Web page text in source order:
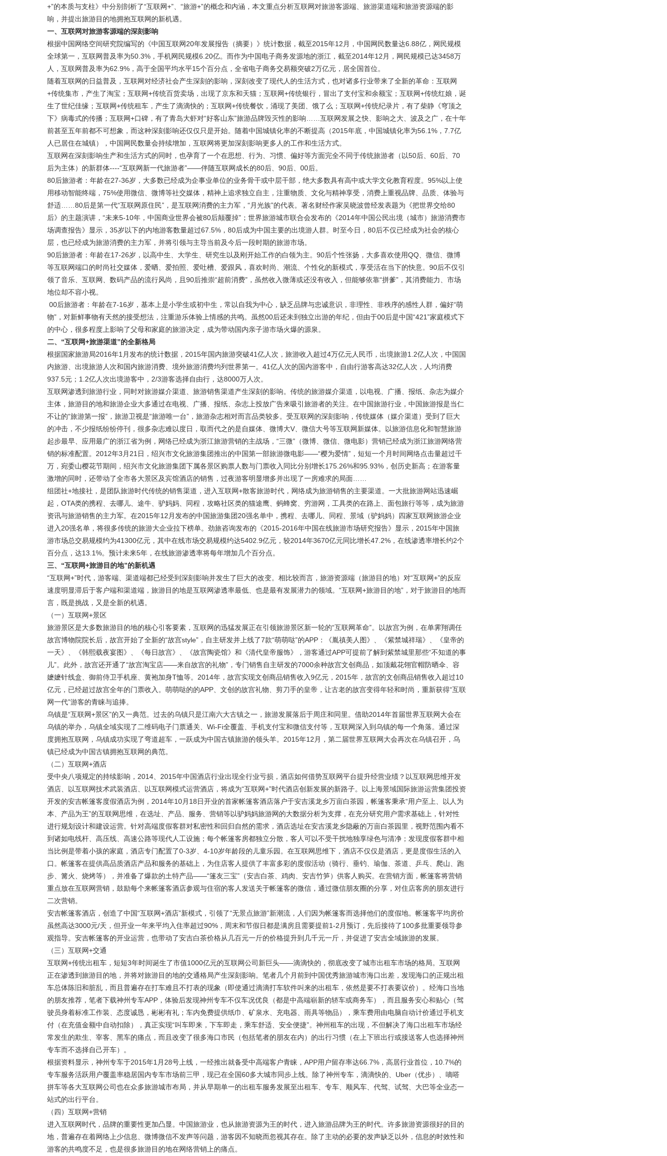
+”的本质与支柱》中分别剖析了“互联网+”、“旅游+”的概念和内涵，本文重点分析互联网对旅游客源端、旅游渠道端和旅游资源端的影
响，并提出旅游目的地拥抱互联网的新机遇。
一、互联网对旅游客源端的深刻影响
根据中国网络空间研究院编写的《中国互联网20年发展报告（摘要）》统计数据，截至2015年12月，中国网民数量达6.88亿，网民规模
全球第一，互联网普及率为50.3%，手机网民规模6.20亿。而作为中国电子商务发源地的浙江，截至2014年12月，网民规模已达3458万
人，互联网普及率为62.9%，高于全国平均水平15个百分点，全省电子商务交易额突破2万亿元，居全国首位。
随着互联网的日益普及，互联网对经济社会产生深刻的影响，深刻改变了现代人的生活方式，也对诸多行业带来了全新的革命：互联网
+传统集市，产生了淘宝；互联网+传统百货卖场，出现了京东和天猫；互联网+传统银行，冒出了支付宝和余额宝；互联网+传统红娘，诞
生了世纪佳缘；互联网+传统租车，产生了滴滴快的；互联网+传统餐饮，涌现了美团、饿了么；互联网+传统纪录片，有了柴静《穹顶之
下》病毒式的传播；互联网+口碑，有了青岛大虾对“好客山东”旅游品牌毁灭性的影响……互联网发展之快、影响之大、波及之广，在十年
前甚至五年前都不可想象，而这种深刻影响还仅仅只是开始。随着中国城镇化率的不断提高（2015年底，中国城镇化率为56.1%，7.7亿
人已居住在城镇），中国网民数量会持续增加，互联网将更加深刻影响更多人的工作和生活方式。
互联网在深刻影响生产和生活方式的同时，也孕育了一个在思想、行为、习惯、偏好等方面完全不同于传统旅游者（以50后、60后、70
后为主体）的新群体----“互联网新一代旅游者”——伴随互联网成长的80后、90后、00后。
80后旅游者：年龄在27-36岁，大多数已经成为企事业单位的业务骨干或中层干部，绝大多数具有高中或大学文化教育程度。95%以上使
用移动智能终端，75%使用微信、微博等社交媒体，精神上追求独立自主，注重物质、文化与精神享受，消费上重视品牌、品质、体验与
舒适……80后是第一代“互联网原住民”，是互联网消费的主力军，“月光族”的代表。著名财经作家吴晓波曾经发表题为《把世界交给80
后》的主题演讲，“未来5-10年，中国商业世界会被80后颠覆掉”；世界旅游城市联合会发布的《2014年中国公民出境（城市）旅游消费市
场调查报告》显示，35岁以下的内地游客数量超过67.5%，80后成为中国主要的出境游人群。时至今日，80后不仅已经成为社会的核心
层，也已经成为旅游消费的主力军，并将引领与主导当前及今后一段时期的旅游市场。
90后旅游者：年龄在17-26岁，以高中生、大学生、研究生以及刚开始工作的白领为主。90后个性张扬，大多喜欢使用QQ、微信、微博
等互联网端口的时尚社交媒体，爱晒、爱拍照、爱吐槽、爱跟风，喜欢时尚、潮流、个性化的新模式，享受活在当下的快意。90后不仅引
领了音乐、互联网、数码产品的流行风尚，且90后推崇“超前消费”，虽然收入微薄或还没有收入，但能够依靠“拼爹”，其消费能力、市场
地位却不容小视。
00后旅游者：年龄在7-16岁，基本上是小学生或初中生，常以自我为中心，缺乏品牌与忠诚意识，非理性、非秩序的感性人群，偏好“萌
物”，对新鲜事物有天然的接受想法，注重游乐体验上情感的共鸣。虽然00后还未到独立出游的年纪，但由于00后是中国“421”家庭模式下
的中心，很多程度上影响了父母和家庭的旅游决定，成为带动国内亲子游市场火爆的源泉。
二、“互联网+旅游渠道”的全新格局
根据国家旅游局2016年1月发布的统计数据，2015年国内旅游突破41亿人次，旅游收入超过4万亿元人民币，出境旅游1.2亿人次，中国国
内旅游、出境旅游人次和国内旅游消费、境外旅游消费均列世界第一。41亿人次的国内游客中，自由行游客高达32亿人次，人均消费
937.5元；1.2亿人次出境游客中，2/3游客选择自由行，达8000万人次。
互联网渗透到旅游行业，同时对旅游媒介渠道、旅游销售渠道产生深刻的影响。传统的旅游媒介渠道，以电视、广播、报纸、杂志为媒介
主体，旅游目的地和旅游企业大多通过在电视、广播、报纸、杂志上投放广告来吸引旅游者的关注。在中国旅游行业，中国旅游报是当仁
不让的“旅游第一报”，旅游卫视是“旅游唯一台”，旅游杂志相对而言品类较多。受互联网的深刻影响，传统媒体（媒介渠道）受到了巨大
的冲击，不少报纸纷纷停刊，很多杂志难以度日，取而代之的是自媒体、微博大V、微信大号等互联网新媒体。以旅游信息化和智慧旅游
起步最早、应用最广的浙江省为例，网络已经成为浙江旅游营销的主战场，“三微”（微博、微信、微电影）营销已经成为浙江旅游网络营
销的标准配置。2012年3月21日，绍兴市文化旅游集团推出的中国第一部旅游微电影——“樱为爱情”，短短一个月时间网络点击量超过千
万，宛委山樱花节期间，绍兴市文化旅游集团下属各景区购票人数与门票收入同比分别增长175.26%和95.93%，创历史新高；在游客量
激增的同时，还带动了全市各大景区及宾馆酒店的销售，过夜游客明显增多并出现了一房难求的局面……
组团社+地接社，是团队旅游时代传统的销售渠道，进入互联网+散客旅游时代，网络成为旅游销售的主要渠道。一大批旅游网站迅速崛
起，OTA类的携程、去哪儿、途牛、驴妈妈、同程，攻略社区类的猫途鹰、蚂蜂窝、穷游网，工具类的在路上、面包旅行等等，成为旅游
资讯与旅游销售的主力军。在2015年12月发布的中国旅游集团20强名单中，携程、去哪儿、同程、景域（驴妈妈）四家互联网旅游企业
进入20强名单，将很多传统的旅游大企业拉下榜单。劲旅咨询发布的《2015-2016年中国在线旅游市场研究报告》显示，2015年中国旅
游市场总交易规模约为41300亿元，其中在线市场交易规模约达5402.9亿元，较2014年3670亿元同比增长47.2%，在线渗透率增长约2个
百分点，达13.1%。预计未来5年，在线旅游渗透率将每年增加几个百分点。
三、“互联网+旅游目的地”的新机遇
“互联网+”时代，游客端、渠道端都已经受到深刻影响并发生了巨大的改变。相比较而言，旅游资源端（旅游目的地）对“互联网+”的反应
速度明显滞后于客户端和渠道端，旅游目的地是互联网渗透率最低、也是最有发展潜力的领域。“互联网+旅游目的地”，对于旅游目的地而
言，既是挑战，又是全新的机遇。
（一）互联网+景区
旅游景区是大多数旅游目的地的核心引客要素，互联网的迅猛发展正在引领旅游景区新一轮的“互联网革命”。以故宫为例，在单霁翔调任
故宫博物院院长后，故宫开始了全新的“故宫style”，自主研发并上线了7款“萌萌哒”的APP：《胤禛美人图》、《紫禁城祥瑞》、《皇帝的
一天》、《韩熙载夜宴图》、《每日故宫》、《故宫陶瓷馆》和《清代皇帝服饰》，游客通过APP可提前了解到紫禁城里那些“不知道的事
儿”。此外，故宫还开通了“故宫淘宝店——来自故宫的礼物”，专门销售自主研发的7000余种故宫文创商品，如顶戴花翎官帽防晒伞、容
嬷嬷针线盒、御前侍卫手机座、黄袍加身T恤等。2014年，故宫实现文创商品销售收入9亿元，2015年，故宫的文创商品销售收入超过10
亿元，已经超过故宫全年的门票收入。萌萌哒的的APP、文创的故宫礼物、剪刀手的皇帝，让古老的故宫变得年轻和时尚，重新获得“互联
网一代”游客的青睐与追捧。
乌镇是“互联网+景区”的又一典范。过去的乌镇只是江南六大古镇之一，旅游发展落后于周庄和同里。借助2014年首届世界互联网大会在
乌镇的举办，乌镇全域实现了二维码电子门票通关、Wi-Fi全覆盖、手机支付宝和微信支付等，互联网深入到乌镇的每一个角落。通过深
度拥抱互联网，乌镇成功实现了弯道超车，一跃成为中国古镇旅游的领头羊。2015年12月，第二届世界互联网大会再次在乌镇召开，乌
镇已经成为中国古镇拥抱互联网的典范。
（二）互联网+酒店
受中央八项规定的持续影响，2014、2015年中国酒店行业出现全行业亏损，酒店如何借势互联网平台提升经营业绩？以互联网思维开发
酒店、以互联网技术武装酒店、以互联网模式运营酒店，将成为“互联网+”时代酒店创新发展的新路子。以上海景域国际旅游运营集团投资
开发的安吉帐篷客度假酒店为例，2014年10月18日开业的首家帐篷客酒店落户于安吉溪龙乡万亩白茶园，帐篷客秉承“用户至上、以人为
本、产品为王”的互联网思维，在选址、产品、服务、营销等以驴妈妈旅游网的大数据分析为支撑，在充分研究用户需求基础上，针对性
进行规划设计和建设运营。针对高端度假客群对私密性和回归自然的需求，酒店选址在安吉溪龙乡隐蔽的万亩白茶园里，视野范围内看不
到诸如电线杆、高压线、高速公路等现代人工设施；每个帐篷客房都独立分散，客人可以不受干扰地独享绿色与清净；发现度假客群中相
当比例是带着小孩的家庭，酒店专门配置了0-3岁、4-10岁年龄段的儿童乐园。在互联网思维下，酒店不仅仅是酒店，更是度假生活的入
口。帐篷客在提供高品质酒店产品和服务的基础上，为住店客人提供了丰富多彩的度假活动（骑行、垂钓、瑜伽、茶道、乒乓、爬山、跑
步、篝火、烧烤等），并准备了爆款的土特产品——“篷友三宝”（安吉白茶、鸡肉、安吉竹笋）供客人购买。在营销方面，帐篷客将营销
重点放在互联网营销，鼓励每个来帐篷客酒店参观与住宿的客人发送关于帐篷客的微信，通过微信朋友圈的分享，对住店客房的朋友进行
二次营销。
安吉帐篷客酒店，创造了中国“互联网+酒店”新模式，引领了“无景点旅游”新潮流，人们因为帐篷客而选择他们的度假地。帐篷客平均房价
虽然高达3000元/天，但开业一年来平均入住率超过90%，周末和节假日都是满房且需要提前1-2月预订，先后接待了100多批重要领导参
观指导。安吉帐篷客的开业运营，也带动了安吉白茶价格从几百元一斤的价格提升到几千元一斤，并促进了安吉全域旅游的发展。
（三）互联网+交通
互联网+传统出租车，短短3年时间诞生了市值1000亿元的互联网公司新巨头——滴滴快的，彻底改变了城市出租车市场的格局。互联网
正在渗透到旅游目的地，并将对旅游目的地的交通格局产生深刻影响。笔者几个月前到中国优秀旅游城市海口出差，发现海口的正规出租
车总体陈旧和脏乱，而且普遍存在打车难且不打表的现象（即使通过滴滴打车软件叫来的出租车，依然是要不打表要议价）。经海口当地
的朋友推荐，笔者下载神州专车APP，体验后发现神州专车不仅车况优良（都是中高端崭新的轿车或商务车），而且服务安心和贴心（驾
驶员身着标准工作装、态度诚恳，彬彬有礼；车内免费提供纸巾、矿泉水、充电器、雨具等物品），乘车费用由电脑自动计价通过手机支
付（在充值金额中自动扣除），真正实现“叫车即来，下车即走，乘车舒适、安全便捷”。神州租车的出现，不但解决了海口出租车市场经
常发生的欺生、宰客、黑车的痛点，而且改变了很多海口市民（包括笔者的朋友在内）的出行习惯（在上下班出行或接送客人也选择神州
专车而不选择自己开车）。
根据资料显示，神州专车于2015年1月28号上线，一经推出就备受中高端客户青睐，APP用户留存率达66.7%，高居行业首位，10.7%的
专车服务活跃用户覆盖率稳居国内专车市场前三甲，现已在全国60多大城市同步上线。除了神州专车，滴滴快的、Uber（优步）、嘀嗒
拼车等各大互联网公司也在众多旅游城市布局，并从早期单一的出租车服务发展至出租车、专车、顺风车、代驾、试驾、大巴等全业态一
站式的出行平台。
（四）互联网+营销
进入互联网时代，品牌的重要性更加凸显。中国旅游业，也从旅游资源为王的时代，进入旅游品牌为王的时代。许多旅游资源很好的目的
地，普遍存在着网络上少信息、微博微信不发声等问题，游客因不知晓而忽视其存在。除了主动的必要的发声缺乏以外，信息的时效性和
游客的共鸣度不足，也是很多旅游目的地在网络营销上的痛点。